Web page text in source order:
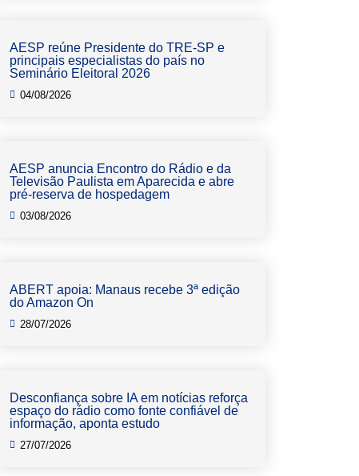
AESP reúne Presidente do TRE-SP e
principais especialistas do país no
Seminário Eleitoral 2026
04/08/2026
AESP anuncia Encontro do Rádio e da
Televisão Paulista em Aparecida e abre
pré-reserva de hospedagem
03/08/2026
ABERT apoia: Manaus recebe 3ª edição
do Amazon On
28/07/2026
Desconfiança sobre IA em notícias reforça
espaço do rádio como fonte confiável de
informação, aponta estudo
27/07/2026